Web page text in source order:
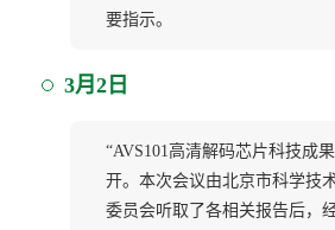
要指示。
3月2日
“AVS101高清解码芯片科技成
开。本次会议由北京市科学技
委员会听取了各相关报告后，